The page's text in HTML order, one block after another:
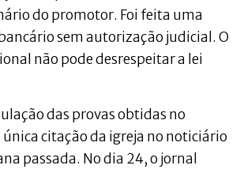
do promotor. Foi feita uma
sem autorização judicial. O
não pode desrespeitar a lei
das provas obtidas no
citação da igreja no noticiário
passada. No dia 24, o jornal